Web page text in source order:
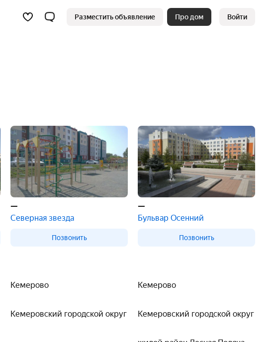
Разместить объявление Про дом Войти
—
—
Северная звезда Бульвар Осенний
Позвонить Позвонить
Кемерово Кемерово
Кемеровский городской округ Кемеровский городской округ